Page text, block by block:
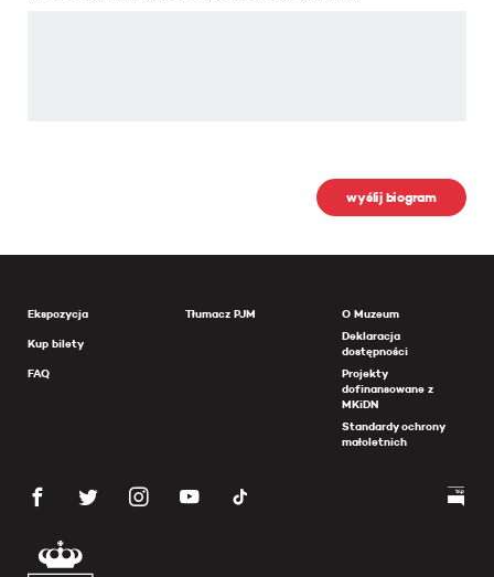
wyślij biogram
Ekspozycja
Kup bilety
FAQ
Tłumacz PJM
O Muzeum
Deklaracja
dostępności
Projekty
dofinansowane z
MKiDN
Standardy ochrony
małoletnich